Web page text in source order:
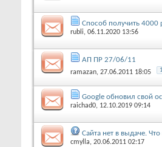
Способ получить 4000
rubli, 06.11.2020 13:56
АП ПР 27/06/11
ramazan, 27.06.2011 18:05 1
Google обновил свой
raichad0, 12.10.2019 09:14
Сайта нет в выдаче.
cmylla, 20.06.2011 02:17